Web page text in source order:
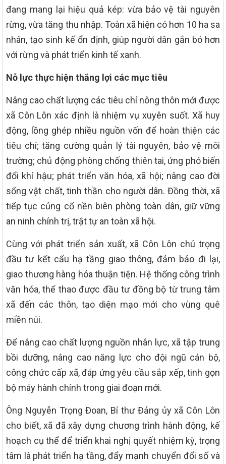
đang mang lại hiệu quả kép: vừa bảo vệ tài nguyên
rừng, vừa tăng thu nhập. Toàn xã hiện có hơn 10 ha sa
nhân, tạo sinh kế ổn định, giúp người dân gắn bó hơn
với rừng và phát triển kinh tế xanh.
Nỗ lực thực hiện thắng lợi các mục tiêu
Nâng cao chất lượng các tiêu chí nông thôn mới được
xã Côn Lôn xác định là nhiệm vụ xuyên suốt. Xã huy
động, lồng ghép nhiều nguồn vốn để hoàn thiện các
tiêu chí; tăng cường quản lý tài nguyên, bảo vệ môi
trường; chủ động phòng chống thiên tai, ứng phó biến
đổi khí hậu; phát triển văn hóa, xã hội; nâng cao đời
sống vật chất, tinh thần cho người dân. Đồng thời, xã
tiếp tục củng cố nền biên phòng toàn dân, giữ vững
an ninh chính trị, trật tự an toàn xã hội.
Cùng với phát triển sản xuất, xã Côn Lôn chú trọng
đầu tư kết cấu hạ tầng giao thông, đảm bảo đi lại,
giao thương hàng hóa thuận tiện. Hệ thống công trình
văn hóa, thể thao được đầu tư đồng bộ từ trung tâm
xã đến các thôn, tạo diện mạo mới cho vùng quê
miền núi.
Để nâng cao chất lượng nguồn nhân lực, xã tập trung
bồi dưỡng, nâng cao năng lực cho đội ngũ cán bộ,
công chức cấp xã, đáp ứng yêu cầu sắp xếp, tinh gọn
bộ máy hành chính trong giai đoạn mới.
Ông Nguyễn Trọng Đoan, Bí thư Đảng ủy xã Côn Lôn
cho biết, xã đã xây dựng chương trình hành động, kế
hoạch cụ thể để triển khai nghị quyết nhiệm kỳ, trọng
tâm là phát triển hạ tầng, đẩy mạnh chuyển đổi số và